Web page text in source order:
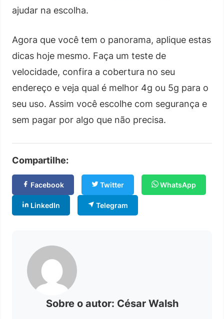
ajudar na escolha.
Agora que você tem o panorama, aplique estas
dicas hoje mesmo. Faça um teste de
velocidade, confira a cobertura no seu
endereço e veja qual é melhor 4g ou 5g para o
seu uso. Assim você escolhe com segurança e
sem pagar por algo que não precisa.
Compartilhe:
Facebook Twitter WhatsApp
LinkedIn Telegram
Sobre o autor: César Walsh